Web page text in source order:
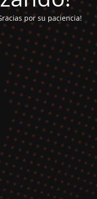
por su paciencia!